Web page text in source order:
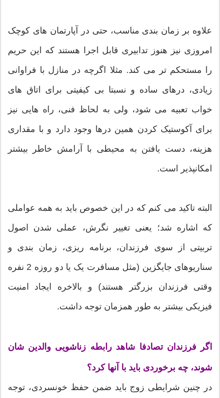
علاوه بر زمان بندی مناسب، حتی در آپارتمان های کوچک
امروزی نیز هنوز تدابیری قابل اجرا هستند که این حریم
را مستحکم تر می کند. مثلا اگرچه در منازل با فراوانی
زیادی، درهای ساده و نسبتا بی کیفیتی برای اتاق های
خواب تعبیه می شود، ولی به لحاظ فنی، راه هایی نیز
برای آکوستیک کردن همین درها وجود دارد و با مقداری
هزینه، دست یافتن به محیطی با آرامش خاطر بیشتر
امکانپذیر است.
البته تاکید می کنم که در این خصوص باید به همه عواملی
که اشاره شد؛ یعنی تغییر نگرش، عملی شدن اصول
تربیتی از سوی فرزندان، برنامه ریزی، زمان بندی و
سناریوهای جایگزین (مثل مسافرت یک یا دو روزه 2 نفره
وقتی فرزندان بزرگتر هستند) و بالاخره ایجاد امنیت
فیزیکی بیشتر به طور همزمان توجه داشت.
اگر فرزندان تصادفا شاهد رابطه زناشویی والدین شان
شوند، چه برخوردی باید با آنها کرد؟
در چنین شرایطی زوج باید ضمن حفظ خونسردی، توجه